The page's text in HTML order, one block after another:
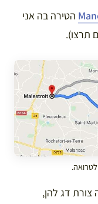
הטירה בה אני
תרצו).
צורת דג להן,